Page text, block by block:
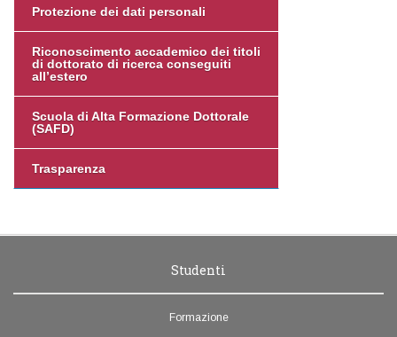
Protezione dei dati personali
Riconoscimento accademico dei titoli
di dottorato di ricerca conseguiti
all’estero
Scuola di Alta Formazione Dottorale
(SAFD)
Trasparenza
Studenti
Formazione